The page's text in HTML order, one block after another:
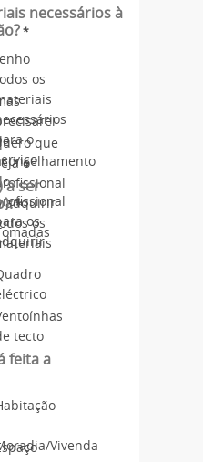
necessários à
*
os
o
os
que
o
adquirir
os
a ser
*
tecto
feita a
Vivenda